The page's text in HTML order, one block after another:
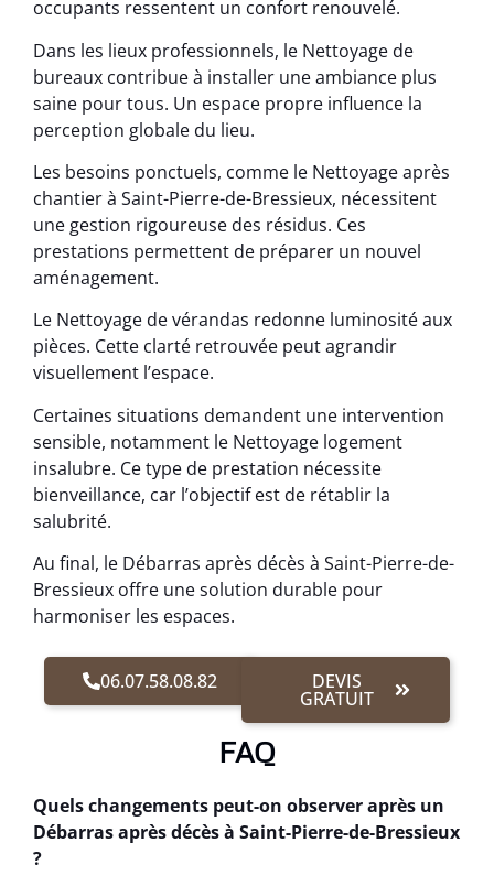
occupants ressentent un confort renouvelé.
Dans les lieux professionnels, le Nettoyage de
bureaux contribue à installer une ambiance plus
saine pour tous. Un espace propre influence la
perception globale du lieu.
Les besoins ponctuels, comme le Nettoyage après
chantier à Saint-Pierre-de-Bressieux, nécessitent
une gestion rigoureuse des résidus. Ces
prestations permettent de préparer un nouvel
aménagement.
Le Nettoyage de vérandas redonne luminosité aux
pièces. Cette clarté retrouvée peut agrandir
visuellement l’espace.
Certaines situations demandent une intervention
sensible, notamment le Nettoyage logement
insalubre. Ce type de prestation nécessite
bienveillance, car l’objectif est de rétablir la
salubrité.
Au final, le Débarras après décès à Saint-Pierre-de-
Bressieux offre une solution durable pour
harmoniser les espaces.
06.07.58.08.82 DEVIS
GRATUIT
FAQ
Quels changements peut-on observer après un
Débarras après décès à Saint-Pierre-de-Bressieux
?